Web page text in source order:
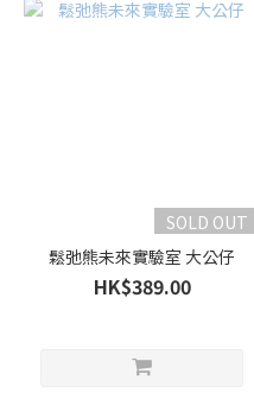
SOLD OUT
鬆弛熊未來實驗室 大公仔
HK$389.00